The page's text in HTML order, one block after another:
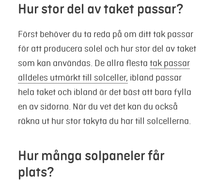
Hur stor del av taket passar?
Först behöver du ta reda på om ditt tak passar
för att producera solel och hur stor del av taket
som kan användas. De allra flesta tak passar
alldeles utmärkt till solceller, ibland passar
hela taket och ibland är det bäst att bara fylla
en av sidorna. När du vet det kan du också
räkna ut hur stor takyta du har till solcellerna.
Hur många solpaneler får
plats?